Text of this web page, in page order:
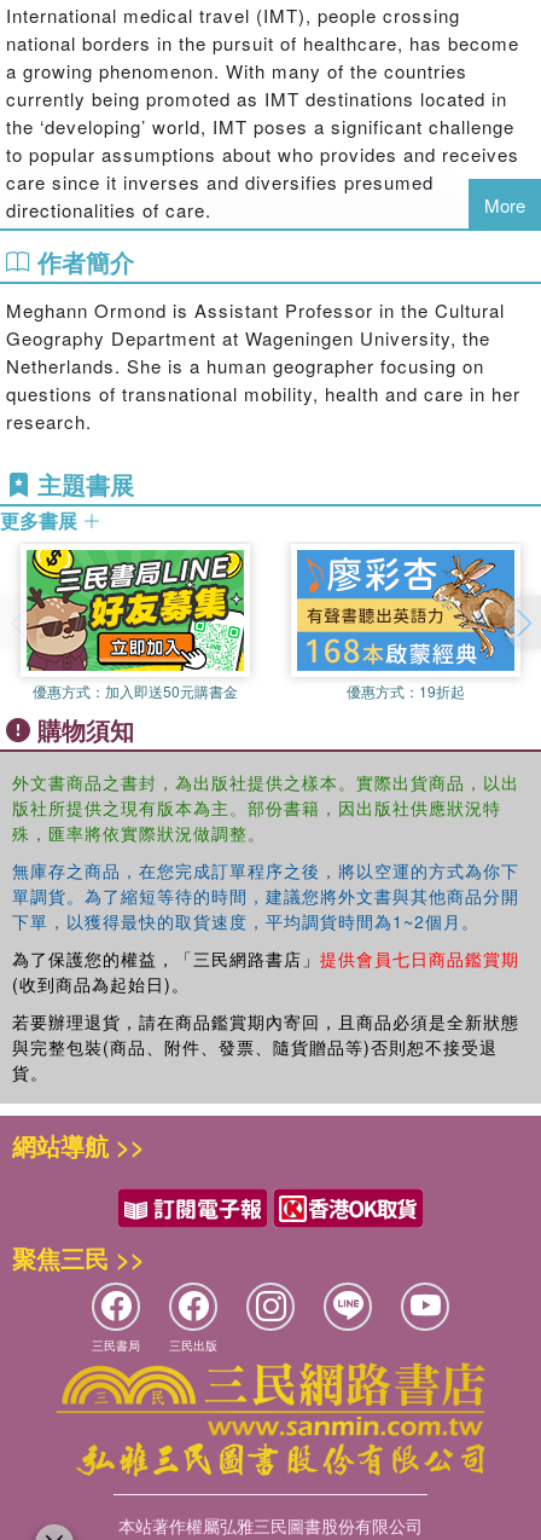
International medical travel (IMT), people crossing
national borders in the pursuit of healthcare, has become
a growing phenomenon. With many of the countries
currently being promoted as IMT destinations located in
the ‘developing’ world, IMT poses a significant challenge
to popular assumptions about who provides and receives
care since it inverses and diversifies presumed
directionalities of care.
This book analyses the development of international
medical travel in Malaysia, by looking at the benefits and
challenges of providing health care to non-Malaysians. It
challenges embedded assumptions about the sources,
directions and political value of care. The author situates
the Malaysian case study material at the fruitful cross-
section of a range of literatures on transnational mobility,
to examine their roles in the construction of national
identity. The book thus contributes to wider debates that
have emerged around the changing character of global
health governance, and is of use to students and scholars
of Southeast Asian Studies as well as Politics and Health
and Social Care.
More
作者簡介
Meghann Ormond is Assistant Professor in the Cultural
Geography Department at Wageningen University, the
Netherlands. She is a human geographer focusing on
questions of transnational mobility, health and care in her
research.
主題書展
更多書展
優惠方式： 加入即送50元購書金 優惠方式： 19折起
購物須知
外文書商品之書封，為出版社提供之樣本。實際出貨商品，以出
版社所提供之現有版本為主。部份書籍，因出版社供應狀況特
殊，匯率將依實際狀況做調整。
無庫存之商品，在您完成訂單程序之後，將以空運的方式為你下
單調貨。為了縮短等待的時間，建議您將外文書與其他商品分開
下單，以獲得最快的取貨速度，平均調貨時間為1~2個月。
為了保護您的權益，「三民網路書店」 提供會員七日商品鑑賞期
(收到商品為起始日)。
若要辦理退貨，請在商品鑑賞期內寄回，且商品必須是全新狀態
與完整包裝(商品、附件、發票、隨貨贈品等)否則恕不接受退
貨。
網站導航 >>
聚焦三民 >>
三民書局 三民出版
本站著作權屬弘雅三民圖書股份有限公司